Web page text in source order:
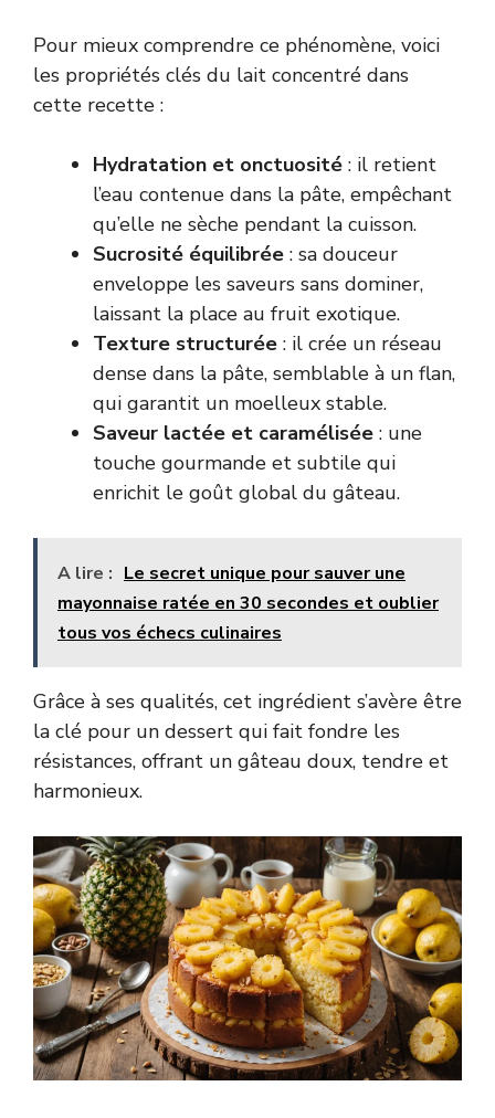
Pour mieux comprendre ce phénomène, voici
les propriétés clés du lait concentré dans
cette recette :
Hydratation et onctuosité : il retient
l’eau contenue dans la pâte, empêchant
qu’elle ne sèche pendant la cuisson.
Sucrosité équilibrée : sa douceur
enveloppe les saveurs sans dominer,
laissant la place au fruit exotique.
Texture structurée : il crée un réseau
dense dans la pâte, semblable à un flan,
qui garantit un moelleux stable.
Saveur lactée et caramélisée : une
touche gourmande et subtile qui
enrichit le goût global du gâteau.
A lire : Le secret unique pour sauver une
mayonnaise ratée en 30 secondes et oublier
tous vos échecs culinaires
Grâce à ses qualités, cet ingrédient s’avère être
la clé pour un dessert qui fait fondre les
résistances, offrant un gâteau doux, tendre et
harmonieux.